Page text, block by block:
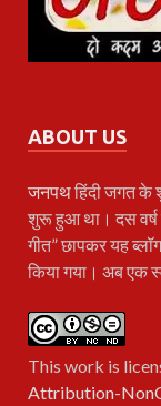
ABOUT US
जनपथहिंदी जगत के
शुरू हुआ था। दस वर्ष
गीत” छापकर यह
किया गया। अब एक
This work is
Attribution-